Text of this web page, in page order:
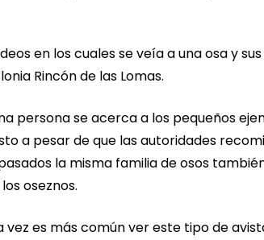
en los cuales se veía a una osa y
Rincón de las Lomas.
persona se acerca a los pequeños
a pesar de que las autoridades
la misma familia de osos
oseznos.
es más común ver este tipo de